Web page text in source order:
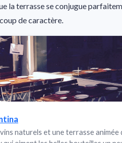
la terrasse se conjugue
de caractère.
vins naturels et une terrasse